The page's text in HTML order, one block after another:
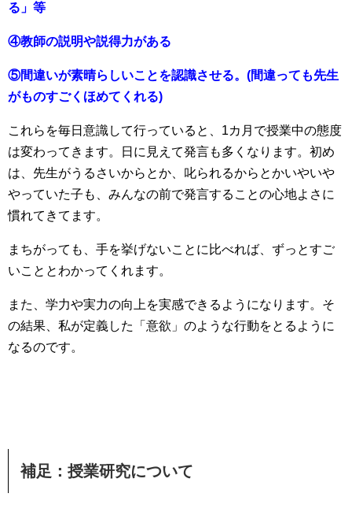
る」等
④教師の説明や説得力がある
⑤間違いが素晴らしいことを認識させる。(間違っても先生
がものすごくほめてくれる)
これらを毎日意識して行っていると、1カ月で授業中の態度
は変わってきます。日に見えて発言も多くなります。初め
は、先生がうるさいからとか、叱られるからとかいやいや
やっていた子も、みんなの前で発言することの心地よさに
慣れてきてます。
まちがっても、手を挙げないことに比べれば、ずっとすご
いこととわかってくれます。
また、学力や実力の向上を実感できるようになります。そ
の結果、私が定義した「意欲」のような行動をとるように
なるのです。
補足：授業研究について